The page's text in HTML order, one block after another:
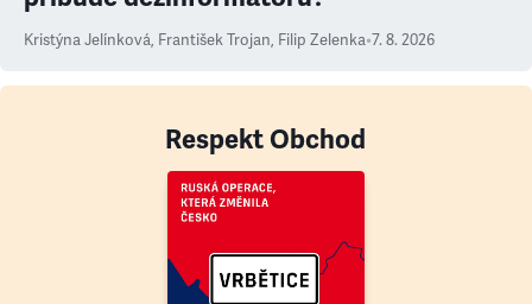
Kristýna Jelínková, František Trojan, Filip Zelenka•7. 8. 2026
Respekt Obchod